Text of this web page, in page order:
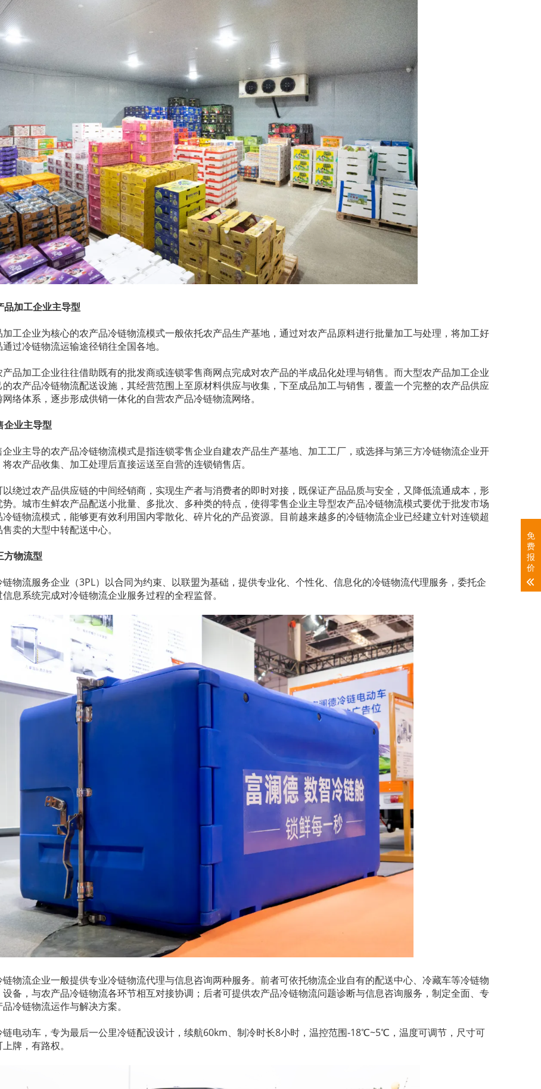
品加工企业主导型
加工企业为核心的农产品冷链物流模式一般依托农产品生产基地，通过对农产品原料进行批量加工与处理，将加工好
过冷链物流运输途径销往全国各地。
产品加工企业往往借助既有的批发商或连锁零售商网点完成对农产品的半成品化处理与销售。而大型农产品加工企业
的农产品冷链物流配送设施，其经营范围上至原材料供应与收集，下至成品加工与销售，覆盖一个完整的农产品供应
络体系，逐步形成供销一体化的自营农产品冷链物流网络。
企业主导型
企业主导的农产品冷链物流模式是指连锁零售企业自建农产品生产基地、加工工厂，或选择与第三方冷链物流企业开
农产品收集、加工处理后直接运送至自营的连锁销售店。
以绕过农产品供应链的中间经销商，实现生产者与消费者的即时对接，既保证产品品质与安全，又降低流通成本，形
势。城市生鲜农产品配送小批量、多批次、多种类的特点，使得零售企业主导型农产品冷链物流模式要优于批发市场
链物流模式，能够更有效利用国内零散化、碎片化的产品资源。目前越来越多的冷链物流企业已经建立针对连锁超
卖的大型中转配送中心。
方物流型
物流服务企业（3PL）以合同为约束、以联盟为基础，提供专业化、个性化、信息化的冷链物流代理服务，委托企
息系统完成对冷链物流企业服务过程的全程监督。
物流企业一般提供专业冷链物流代理与信息咨询两种服务。前者可依托物流企业自有的配送中心、冷藏车等冷链物
设备，与农产品冷链物流各环节相互对接协调；后者可提供农产品冷链物流问题诊断与信息咨询服务，制定全面、专
冷链物流运作与解决方案。
链电动车，专为最后一公里冷链配设设计，续航60km、制冷时长8小时，温控范围-18℃~5℃，温度可调节，尺寸可
牌，有路权。
免
费
报
价